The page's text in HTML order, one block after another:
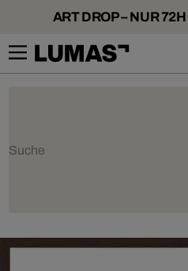
ART DROP – NUR